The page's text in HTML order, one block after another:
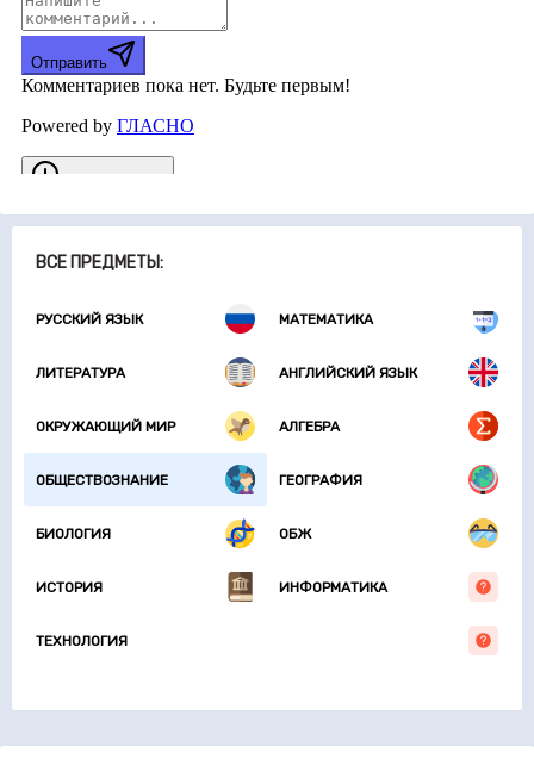
ВСЕ ПРЕДМЕТЫ:
РУССКИЙ ЯЗЫК МАТЕМАТИКА
ЛИТЕРАТУРА АНГЛИЙСКИЙ ЯЗЫК
ОКРУЖАЮЩИЙ МИР АЛГЕБРА
ОБЩЕСТВОЗНАНИЕ ГЕОГРАФИЯ
БИОЛОГИЯ ОБЖ
ИСТОРИЯ ИНФОРМАТИКА
ТЕХНОЛОГИЯ